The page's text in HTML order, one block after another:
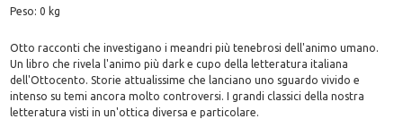
Peso: 0 kg
Otto racconti che investigano i meandri più tenebrosi dell'animo umano.
Un libro che rivela l'animo più dark e cupo della letteratura italiana
dell'Ottocento. Storie attualissime che lanciano uno sguardo vivido e
intenso su temi ancora molto controversi. I grandi classici della nostra
letteratura visti in un'ottica diversa e particolare.